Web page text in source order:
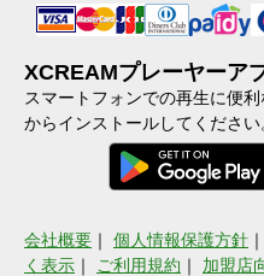
XCREAMプレーヤーア
スマートフォンでの再生に便
からインストールしてください
会社概要 ｜ 個人情報保護方針 ｜
く表示 ｜ ご利用規約 ｜ 加盟店